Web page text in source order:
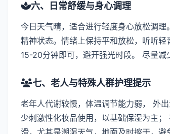
六、日常舒缓与身心调理
今日天气晴，适合进行轻度身心放松调
精神状态。情绪上保持平和放松，听听
15-20分钟即可，避开强光时段。 尽量减
七、老人与特殊人群护理提示
老年人代谢较慢，体温调节能力弱， 外
少刺激性化妆品使用，以基础保湿为主
滑，尤其是潮湿天气，地面及时擦干，避